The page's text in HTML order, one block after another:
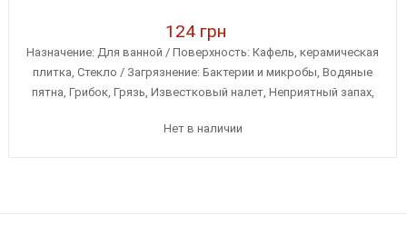
124 грн
Назначение: Для ванной / Поверхность: Кафель, керамическая
плитка, Стекло / Загрязнение: Бактерии и микробы, Водяные
пятна, Грибок, Грязь, Известковый налет, Неприятный запах,
Нет в наличии